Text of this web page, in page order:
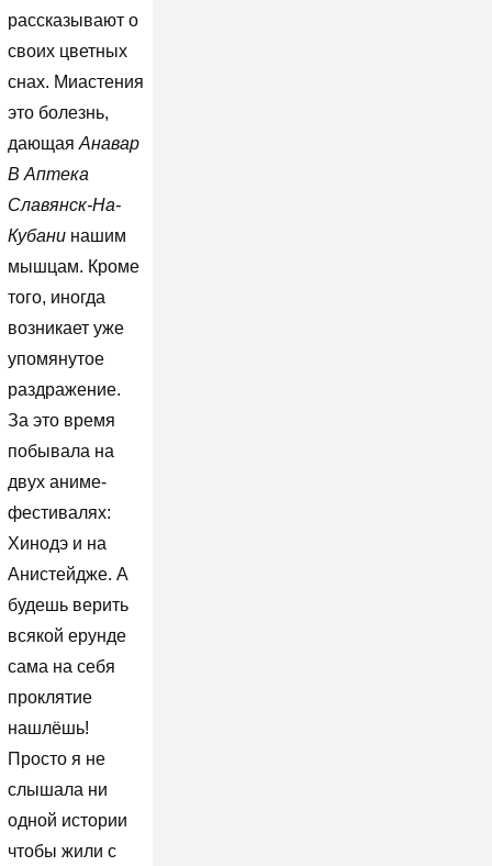
рассказывают о
своих цветных
снах. Миастения
это болезнь,
дающая Анавар
В Аптека
Славянск-На-
Кубанинашим
мышцам. Кроме
того, иногда
возникает уже
упомянутое
раздражение.
За это время
побывала на
двух аниме-
фестивалях:
Хинодэ и на
Анистейдже. А
будешь верить
всякой ерунде
сама на себя
проклятие
нашлёшь!
Просто я не
слышала ни
одной истории
чтобы жили с